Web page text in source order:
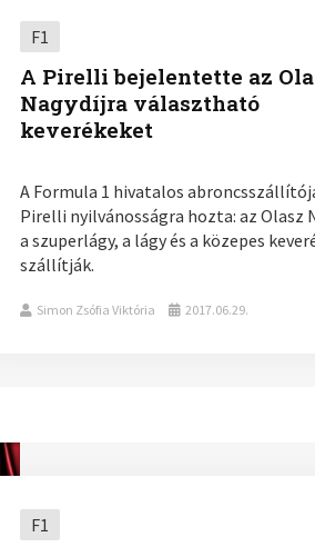
F1
A Pirelli bejelentette az
Nagydíjra választható
keverékeket
A Formula 1 hivatalos
Pirelli nyilvánosságra hozta: az Olasz
a szuperlágy, a lágy és a közepes
szállítják.
Simon Zsófia Viktória 2017.06.29.
F1